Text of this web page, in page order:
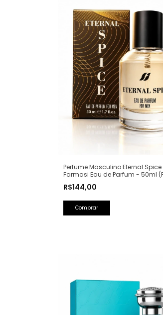
Perfume Masculino Eternal Spice
Farmasi Eau de Parfum - 50ml
R$144,00